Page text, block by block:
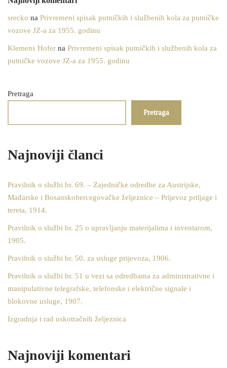
srecko na Privremeni spisak putničkih i službenih kola za putničke
vozove JZ-a za 1955. godinu
Klemens Hofer na Privremeni spisak putničkih i službenih kola za
putničke vozove JZ-a za 1955. godinu
Pretraga
Pretraga
Najnoviji članci
Pravilnik o službi br. 69. – Zajedničke odredbe za Austrijske,
Mađarske i Bosanskohercegovačke željeznice – Prijevoz prtljage i
tereta, 1914.
Pravilnik o službi br. 25 o upravljanju materijalima i inventarom,
1905.
Pravilnik o službi br. 50. za usluge prijevoza, 1906.
Pravilnik o službi br. 51 u vezi sa odredbama za administrativne i
manipulativne telegrafske, telefonske i električne signale i
blokovne usluge, 1907.
Izgradnja i rad uskotračnih željeznica
Najnoviji komentari